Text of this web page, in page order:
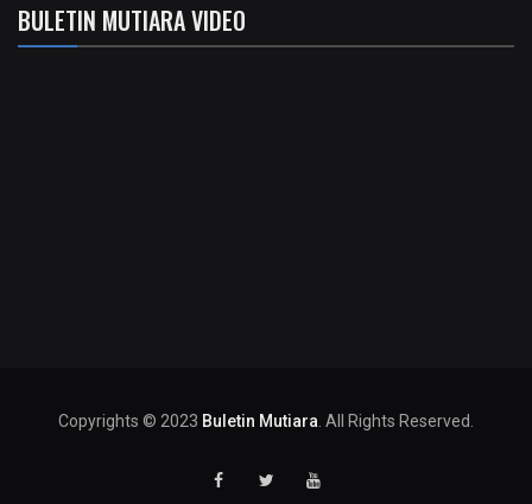
BULETIN MUTIARA VIDEO
Copyrights © 2023 Buletin Mutiara . All Rights Reserved.